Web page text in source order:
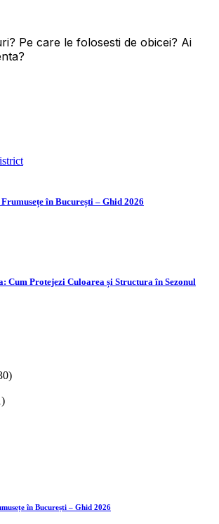
Pe care le folosesti de obicei? Ai
în București – Ghid 2026
Protejezi Culoarea și Structura în Sezonul
în București – Ghid 2026